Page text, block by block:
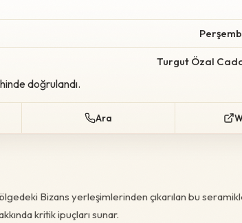
Turgut Özal
doğrulandı.
Ara
Bizans yerleşimlerinden çıkarılan bu
kritik ipuçları sunar.